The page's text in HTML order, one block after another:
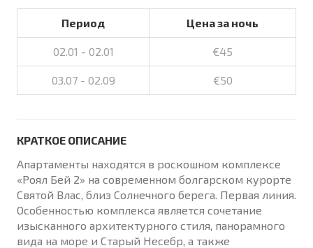
Период Цена за ночь
02.01 - 02.01 €45
03.07 - 02.09 €50
КРАТКОЕ ОПИСАНИЕ
Апартаменты находятся в роскошном комплексе
«Роял Бей 2» на современном болгарском курорте
Святой Влас, близ Солнечного берега. Первая линия.
Особенностью комплекса является сочетание
изысканного архитектурного стиля, панорамного
вида на море и Старый Несебр, а также